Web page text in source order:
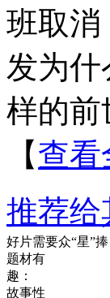
班取消
发为
样的前
【查看
推荐给
好片需要众“星”捧
题材有
趣：
故事性